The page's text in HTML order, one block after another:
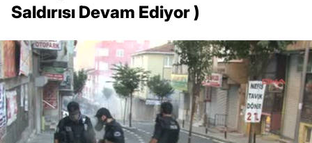
Saldırısı Devam Ediyor )